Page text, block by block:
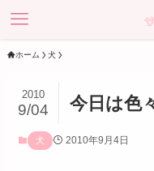
ホーム 犬
今日は色
2010
9/04
犬 2010年9月4日